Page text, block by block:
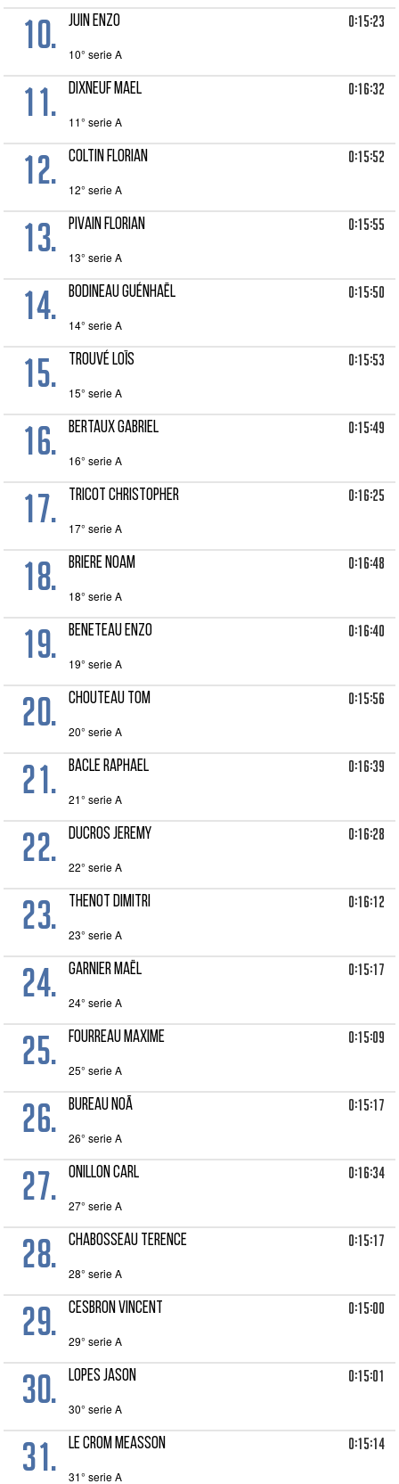
10. JUIN Enzo 0:15:23
10° serie A
11. DIXNEUF Mael 0:16:32
11° serie A
12. COLTIN Florian 0:15:52
12° serie A
13. PIVAIN Florian 0:15:55
13° serie A
14. BODINEAU Guénhaël 0:15:50
14° serie A
15. TROUVÉ Loïs 0:15:53
15° serie A
16. BERTAUX Gabriel 0:15:49
16° serie A
17. TRICOT Christopher 0:16:25
17° serie A
18. BRIERE Noam 0:16:48
18° serie A
19. BENETEAU Enzo 0:16:40
19° serie A
20. CHOUTEAU Tom 0:15:56
20° serie A
21. BACLE Raphael 0:16:39
21° serie A
22. DUCROS Jeremy 0:16:28
22° serie A
23. THENOT Dimitri 0:16:12
23° serie A
24. GARNIER Maël 0:15:17
24° serie A
25. FOURREAU Maxime 0:15:09
25° serie A
26. BUREAU Noã 0:15:17
26° serie A
27. ONILLON Carl 0:16:34
27° serie A
28. CHABOSSEAU Terence 0:15:17
28° serie A
29. CESBRON Vincent 0:15:00
29° serie A
30. LOPES Jason 0:15:01
30° serie A
31. LE CROM Measson 0:15:14
31° serie A